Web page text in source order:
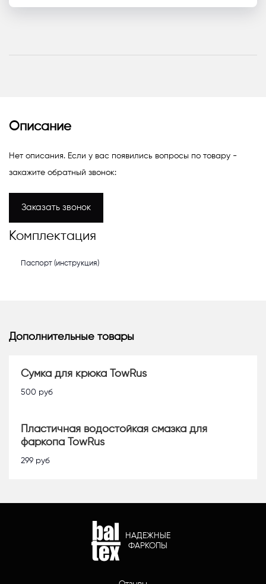
Описание
Нет описания. Если у вас появились вопросы по товару -
закажите обратный звонок:
Заказать звонок
Комплектация
Паспорт (инструкция)
Дополнительные товары
Сумка для крюка TowRus
500 руб
Пластичная водостойкая смазка для
фаркопа TowRus
299 руб
НАДЕЖНЫЕ
ФАРКОПЫ